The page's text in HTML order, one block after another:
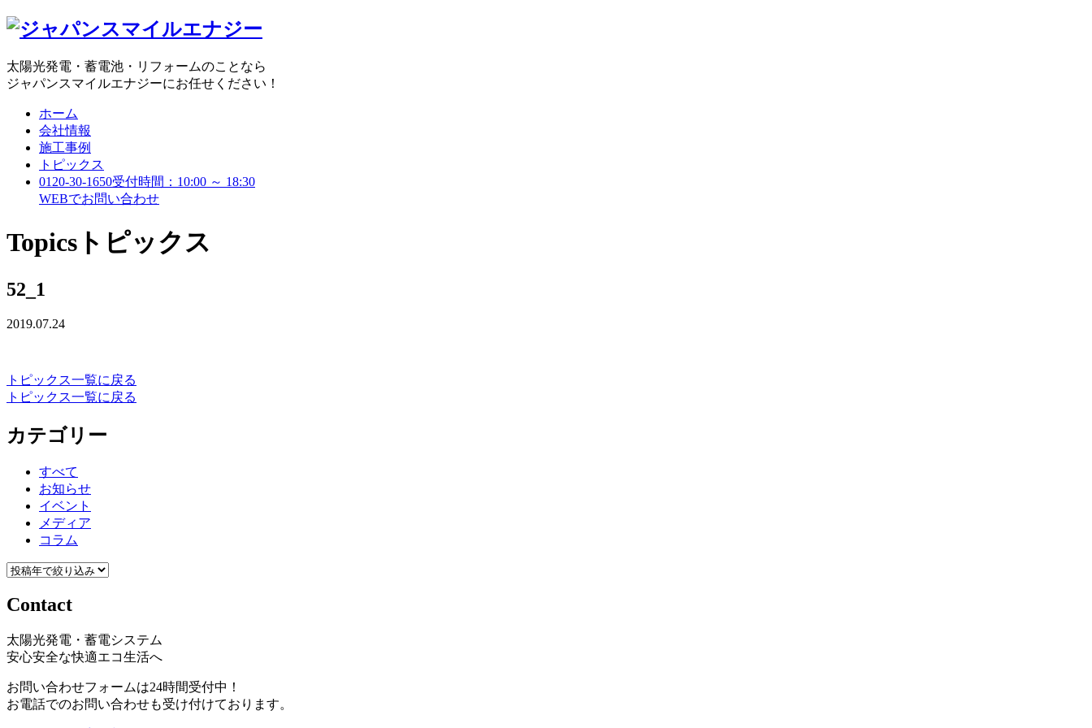
太陽光発電・蓄電池・リフォームのことなら
ジャパンスマイルエナジーにお任せください！
ホーム
会社情報
施工事例
トピックス
0120-30-1650受付時間：10:00 ～ 18:30
WEBでお問い合わせ
Topics トピックス
52_1
2019.07.24
トピックス一覧に戻る
トピックス一覧に戻る
カテゴリー
すべて
お知らせ
イベント
メディア
コラム
Contact
太陽光発電・蓄電システム
安心安全な快適エコ生活へ
お問い合わせフォームは24時間受付中！
お電話でのお問い合わせも受け付けております。